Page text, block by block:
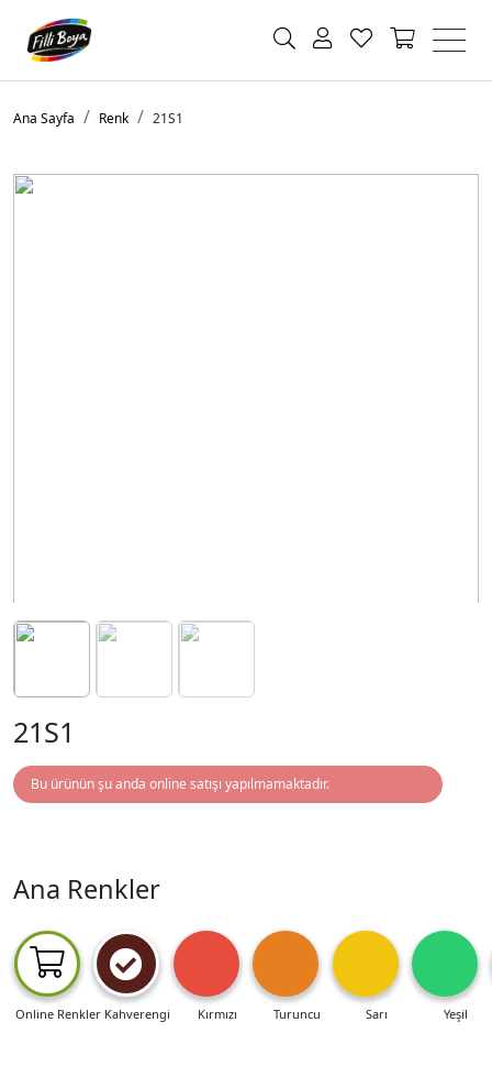
Ana Sayfa Renk 21S1
21S1
Bu ürünün şu anda online satışı yapılmamaktadır.
Ana Renkler
Online Renkler Kahverengi Kırmızı Turuncu Sarı Yeşil